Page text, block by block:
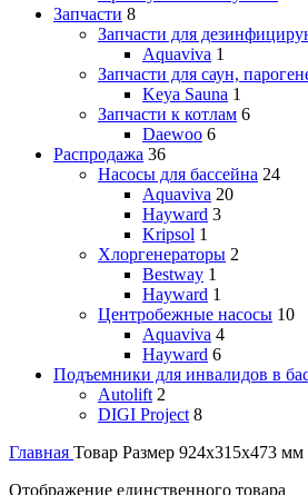
Запчасти 8
Запчасти для
Aquaviva 1
Запчасти для саун,
Keya Sauna 1
Запчасти к котлам 6
Daewoo 6
Распродажа 36
Насосы для бассейна 24
Aquaviva 20
Hayward 3
Kripsol 1
Хлоргенераторы 2
Bestway 1
Hayward 1
Центробежные насосы 10
Aquaviva 4
Hayward 6
Подъемники для инвалидов в
Autolift 2
DIGI Project 8
Главная Товар Размер 924х315х473 мм
Отображение единственного товара